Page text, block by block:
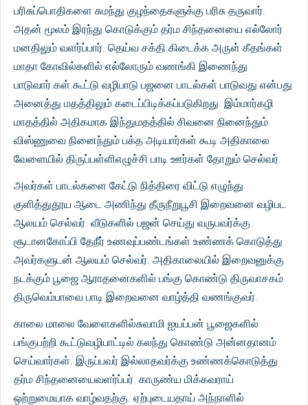
பரிசுப்பொதிகளை சுமந்து குழந்தைகளுக்கு பரிசு தருவார்.
அதன் மூலம் இரந்து கொடுக்கும் தர்ம சிந்தனையை எல்லோர்
மனதிலும் வளர்ப்பார். தெய்வ சக்தி கிடைக்க அருள் கீதங்கள்
மாதா கோவில்களில் எல்லோரும் வணங்கி இணைந்து
பாடுவார்.கள்.கூட்டு வழிபாடு பஜனை பாடல்கள் பாடுவது என்பது
அனைத்து மதத்திலும் கடைப்பிடிக்கப்படுகிறது. இம்மார்கழி
மாதத்தில் அதிகமாக இந்துமதத்தில் சிவனை நினைந்தும்
விஸ்ணுவை நினைந்தும் பக்த அடியார்கள் கூடி அதிகாலை
வேளையில் திருப்பள்ளிஎழுச்சி பாடி ஊர்கள் தோறும் செல்வர்.
அவர்கள் பாடல்களை கேட்டு நித்திரை விட்டு எழுந்து
குளித்துதூய ஆடை அணிந்து தீருநீறுபூசி இறைவனை வழிபட
ஆலயம் செல்வர். வீடுகளில் பஜன் செய்து வருபவர்க்கு
சூடானகோப்பி தேநீர் உணவுப்பண்டங்கள் உண்ணக் கொடுத்து
அவர்களுடன் ஆலயம் செல்வர். அதிகாலையில் இறைவனுக்கு
நடக்கும் பூஜை ஆராதனைகளில் பங்கு கொண்டு திருவாசகம்
திருவெம்பாவை பாடி இறைவனை வாழ்த்தி வணங்குவர்.
காலை மாலை வேளைகளில்சுவாமி ஐயப்பன் பூஜைகளில்
பங்குபற்றி கூட்டுவழிபாட்டில் கலந்து கொண்டு அன்னதானம்
செய்வார்கள். இருப்பவர் இல்லாதவர்க்கு உண்ணக்கொடுத்து
தர்ம சிந்தனையைவளர்ப்பர். காருண்ய மிக்கவராய்
ஒற்றுமையாக வாழ்வதற்கு. ஏற்புடையதாய் அந்நாளில்